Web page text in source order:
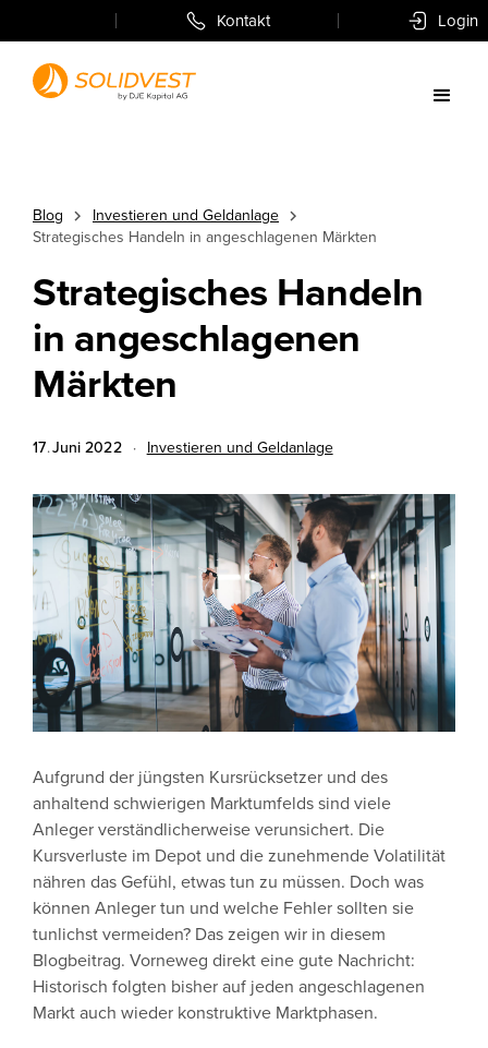
Kontakt Login
Blog
Investieren und Geldanlage
Strategisches Handeln in angeschlagenen Märkten
Strategisches Handeln
in angeschlagenen
Märkten
17.Juni 2022 · Investieren und Geldanlage
Aufgrund der jüngsten Kursrücksetzer und des
anhaltend schwierigen Marktumfelds sind viele
Anleger verständlicherweise verunsichert. Die
Kursverluste im Depot und die zunehmende Volatilität
nähren das Gefühl, etwas tun zu müssen. Doch was
können Anleger tun und welche Fehler sollten sie
tunlichst vermeiden? Das zeigen wir in diesem
Blogbeitrag. Vorneweg direkt eine gute Nachricht:
Historisch folgten bisher auf jeden angeschlagenen
Markt auch wieder konstruktive Marktphasen.